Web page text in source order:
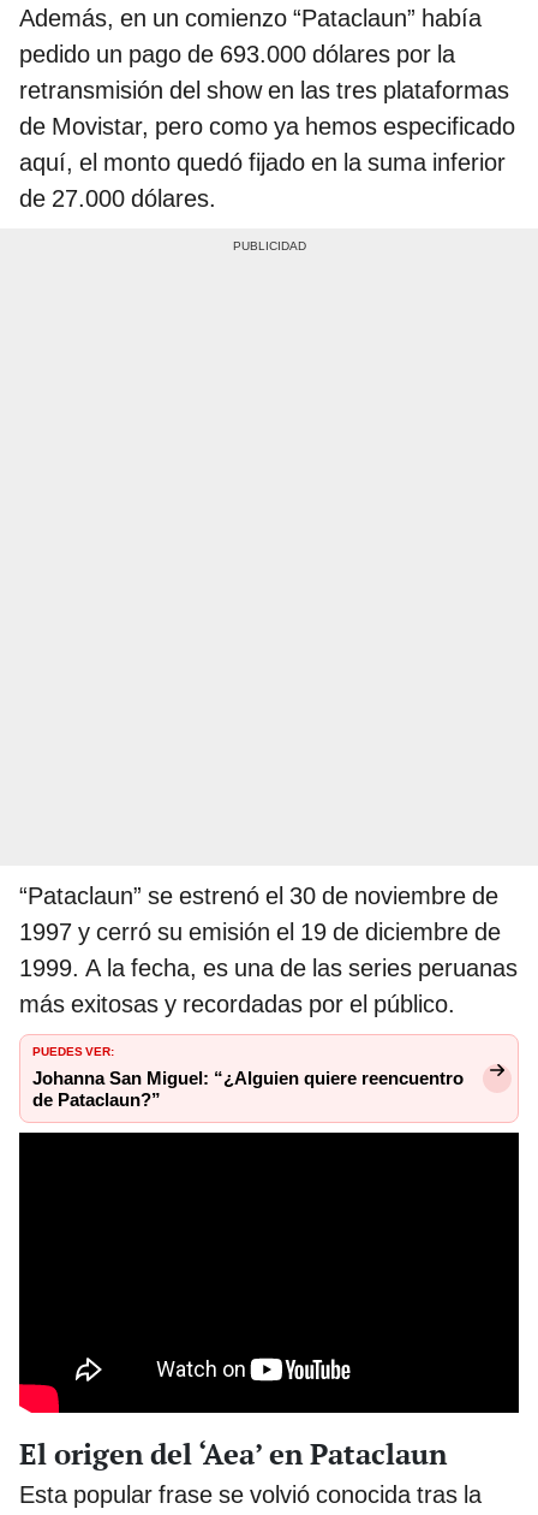
Además, en un comienzo “Pataclaun” había
pedido un pago de 693.000 dólares por la
retransmisión del show en las tres plataformas
de Movistar, pero como ya hemos especificado
aquí, el monto quedó fijado en la suma inferior
de 27.000 dólares.
“Pataclaun” se estrenó el 30 de noviembre de
1997 y cerró su emisión el 19 de diciembre de
1999. A la fecha, es una de las series peruanas
más exitosas y recordadas por el público.
PUEDES VER:
Johanna San Miguel: “¿Alguien quiere reencuentro
de Pataclaun?”
El origen del ‘Aea’ en Pataclaun
Esta popular frase se volvió conocida tras la